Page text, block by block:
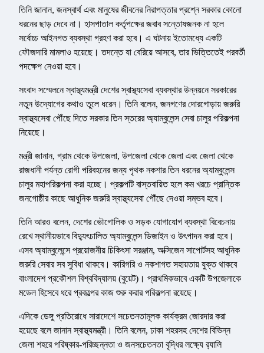
তিনি জানান, জনস্বার্থ এবং মানুষের জীবনের নিরাপত্তার প্রশ্নে সরকার কোনো
ধরনের ছাড় দেবে না। হাসপাতাল কর্তৃপক্ষের জবাব সন্তোষজনক না হলে
সর্বোচ্চ আইনগত ব্যবস্থা গ্রহণ করা হবে। এ ঘটনায় ইতোমধ্যে একটি
ফৌজদারি মামলাও হয়েছে। তদন্তে যা বেরিয়ে আসবে, তার ভিত্তিতেই পরবর্তী
পদক্ষেপ নেওয়া হবে।
সংবাদ সম্মেলনে স্বাস্থ্যমন্ত্রী দেশের স্বাস্থ্যসেবা ব্যবস্থার উন্নয়নে সরকারের
নতুন উদ্যোগের কথাও তুলে ধরেন। তিনি বলেন, জনগণের দোরগোড়ায় জরুরি
স্বাস্থ্যসেবা পৌঁছে দিতে সরকার তিন স্তরের অ্যাম্বুলেন্স সেবা চালুর পরিকল্পনা
নিয়েছে।
মন্ত্রী জানান, গ্রাম থেকে উপজেলা, উপজেলা থেকে জেলা এবং জেলা থেকে
রাজধানী পর্যন্ত রোগী পরিবহনের জন্য পৃথক নকশার তিন ধরনের অ্যাম্বুলেন্স
চালুর মহাপরিকল্পনা করা হচ্ছে। প্রকল্পটি বাস্তবায়িত হলে কম খরচে প্রান্তিক
জনগোষ্ঠীর কাছে আধুনিক জরুরি স্বাস্থ্যসেবা পৌঁছে দেওয়া সম্ভব হবে।
তিনি আরও বলেন, দেশের ভৌগোলিক ও সড়ক যোগাযোগ ব্যবস্থা বিবেচনায়
রেখে স্থানীয়ভাবে বিদ্যুৎচালিত অ্যাম্বুলেন্স ডিজাইন ও উৎপাদন করা হবে।
এসব অ্যাম্বুলেন্সে প্রয়োজনীয় চিকিৎসা সরঞ্জাম, অক্সিজেন সাপোর্টসহ আধুনিক
জরুরি সেবার সব সুবিধা থাকবে। কারিগরি ও নকশাগত সহায়তায় যুক্ত থাকবে
বাংলাদেশ প্রকৌশল বিশ্ববিদ্যালয় (বুয়েট)। প্রাথমিকভাবে একটি উপজেলাকে
মডেল হিসেবে ধরে প্রকল্পের কাজ শুরু করার পরিকল্পনা রয়েছে।
এদিকে ডেঙ্গু প্রতিরোধে সারাদেশে সচেতনতামূলক কার্যক্রম জোরদার করা
হয়েছে বলে জানান স্বাস্থ্যমন্ত্রী। তিনি বলেন, ঢাকা শহরসহ দেশের বিভিন্ন
জেলা শহরে পরিষ্কার-পরিচ্ছন্নতা ও জনসচেতনতা বৃদ্ধির লক্ষ্যে র‌্যালি